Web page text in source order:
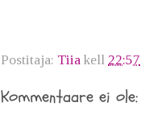
Postitaja: Tiia kell 22:57
Kommentaare ei ole: